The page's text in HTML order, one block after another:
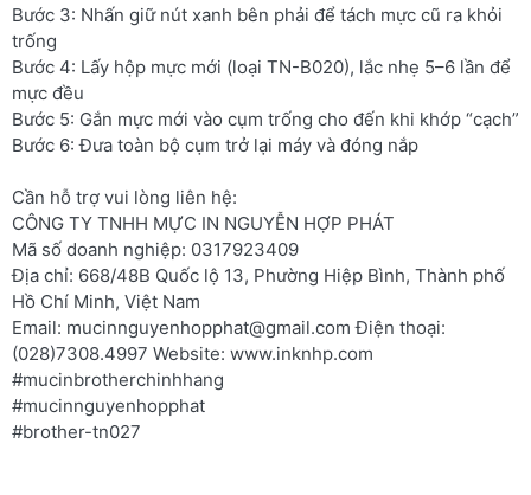
Bước 3: Nhấn giữ nút xanh bên phải để tách mực cũ ra khỏi
trống
Bước 4: Lấy hộp mực mới (loại TN-B020), lắc nhẹ 5–6 lần để
mực đều
Bước 5: Gắn mực mới vào cụm trống cho đến khi khớp “cạch”
Bước 6: Đưa toàn bộ cụm trở lại máy và đóng nắp
Cần hỗ trợ vui lòng liên hệ:
CÔNG TY TNHH MỰC IN NGUYỄN HỢP PHÁT
Mã số doanh nghiệp: 0317923409
Địa chỉ: 668/48B Quốc lộ 13, Phường Hiệp Bình, Thành phố
Hồ Chí Minh, Việt Nam
Email: mucinnguyenhopphat@gmail.com Điện thoại:
(028)7308.4997 Website: www.inknhp.com
#mucinbrotherchinhhang
#mucinnguyenhopphat
#brother-tn027